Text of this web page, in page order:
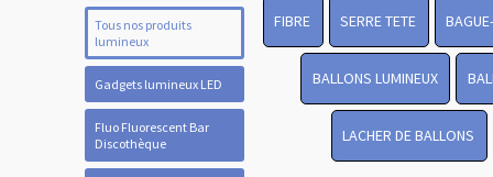
Tous nos produits
lumineux
Gadgets lumineux LED
Fluo Fluorescent Bar
Discothèque
FIBRE SERRE TETE
BALLONS LUMINEUX
LACHER DE BALLONS